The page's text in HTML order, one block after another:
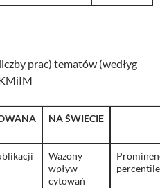
prac) tematów (wedłyg
NA ŚWIECIE
Wazony
wpływ
cytowań
percentile